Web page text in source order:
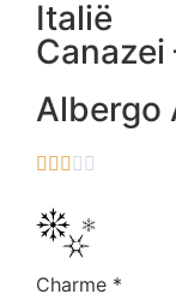
Italië
Canazei
Albergo
    
Charme *